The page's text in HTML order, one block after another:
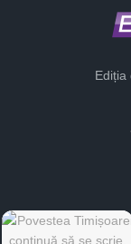
Ediția